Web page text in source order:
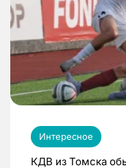
Интересное
КДВ из Томска